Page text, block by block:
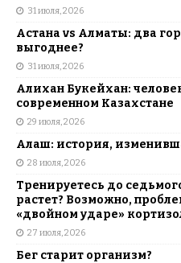
31 июля, 2026
Астана vs Алматы: два
выгоднее?
31 июля, 2026
Алихан Букейхан:
современном Казахстане
29 июля, 2026
Алаш: история,
28 июля, 2026
Тренируетесь до
растет? Возможно,
«двойном ударе»
27 июля, 2026
Бег старит организм?